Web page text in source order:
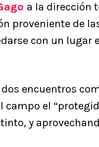
a la dirección
proveniente de
con un lugar
encuentros
campo el
y